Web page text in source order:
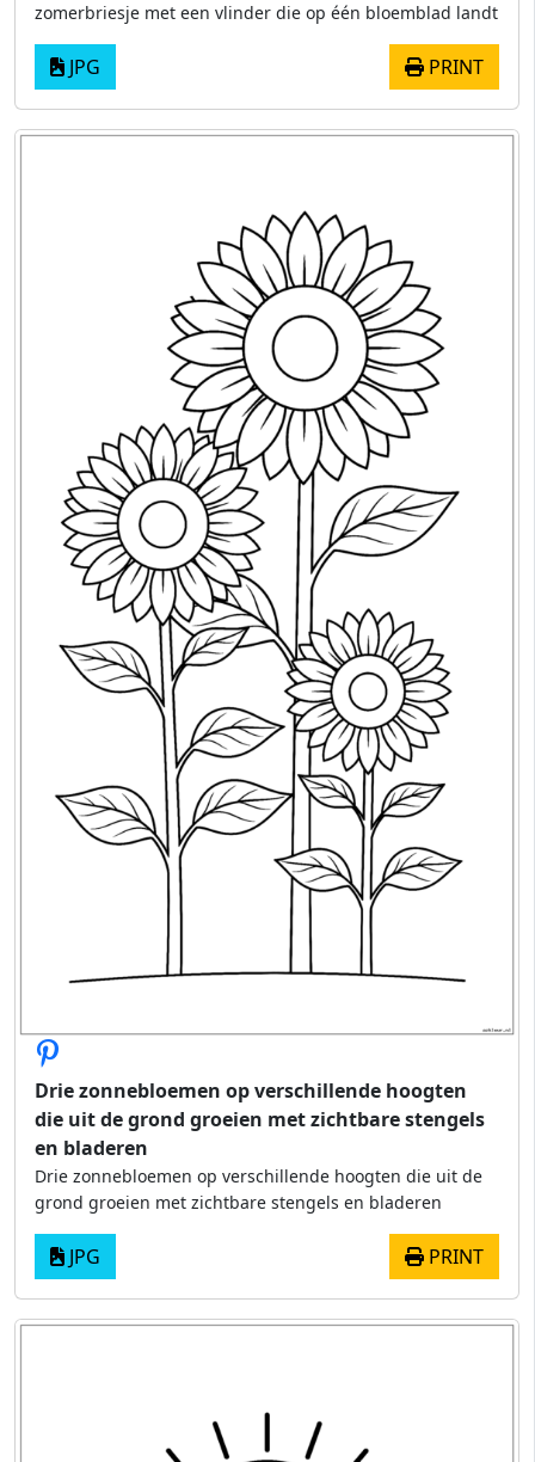
zomerbriesje met een vlinder die op één bloemblad landt
JPG PRINT
Drie zonnebloemen op verschillende hoogten
die uit de grond groeien met zichtbare stengels
en bladeren
Drie zonnebloemen op verschillende hoogten die uit de
grond groeien met zichtbare stengels en bladeren
JPG PRINT